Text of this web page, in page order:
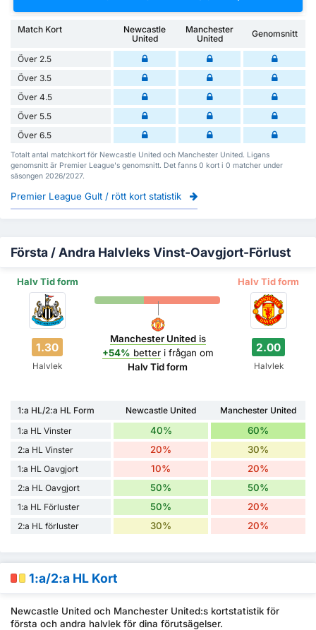
Match Kort
Newcastle
United
Manchester
United
Genomsnitt
Över 2.5
Över 3.5
Över 4.5
Över 5.5
Över 6.5
Totalt antal matchkort för Newcastle United och Manchester United. Ligans
genomsnitt är Premier League's genomsnitt. Det fanns 0 kort i 0 matcher under
säsongen 2026/2027.
Premier League Gult / rött kort statistik
Första / Andra Halvleks Vinst-Oavgjort-Förlust
Halv Tid form Halv Tid form
1.30
Halvlek
Manchester Unitedis
+54% betteri frågan om
Halv Tid form
2.00
Halvlek
1:a HL/2:a HL Form Newcastle United
Manchester United
1:a HL Vinster
40% 60%
2:a HL Vinster 20% 30%
1:a HL Oavgjort 10% 20%
2:a HL Oavgjort 50% 50%
1:a HL Förluster 50% 20%
2:a HL förluster 30% 20%
1:a/2:a HL Kort
Newcastle United och Manchester United:s kortstatistik för
första och andra halvlek för dina förutsägelser.